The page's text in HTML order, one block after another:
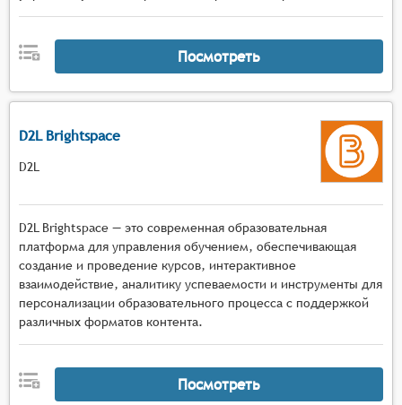
Посмотреть
D2L Brightspace
D2L
D2L Brightspace — это современная образовательная
платформа для управления обучением, обеспечивающая
создание и проведение курсов, интерактивное
взаимодействие, аналитику успеваемости и инструменты для
персонализации образовательного процесса с поддержкой
различных форматов контента.
Посмотреть